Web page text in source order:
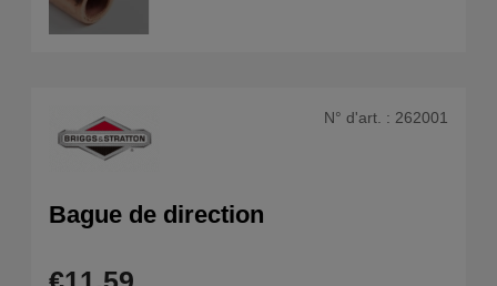
N° d'art. : 262001
Bague de direction